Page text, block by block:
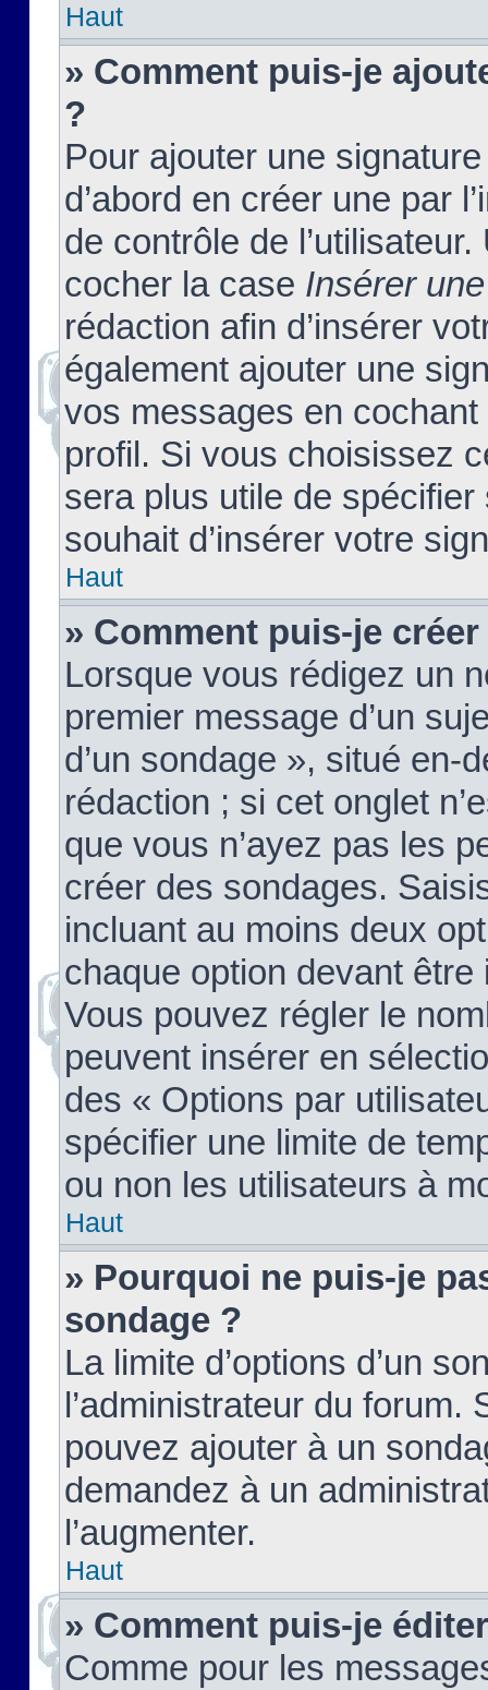
Haut
» Comment puis-je
?
Pour ajouter une
d’abord en créer une par
de contrôle de
cocher la case Insérer
rédaction afin d’insérer
également ajouter une
vos messages en
profil. Si vous choisissez
sera plus utile de
souhait d’insérer votre
Haut
» Comment puis-je
Lorsque vous rédigez un
premier message d’un
d’un sondage », situé en-
rédaction ; si cet onglet
que vous n’ayez pas les
créer des sondages.
incluant au moins deux
chaque option devant
Vous pouvez régler le
peuvent insérer en
des « Options par
spécifier une limite de
ou non les utilisateurs à
Haut
» Pourquoi ne puis-je
sondage ?
La limite d’options d’un
l’administrateur du forum.
pouvez ajouter à un
demandez à un
l’augmenter.
Haut
» Comment puis-je
Comme pour les